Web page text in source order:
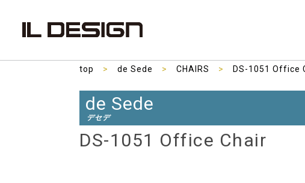
top > de Sede > CHAIRS > DS-1051 Office
de Sede
デセデ
DS-1051 Office Chair